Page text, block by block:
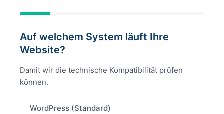
Auf welchem System läuft Ihre
Website?
Damit wir die technische Kompatibilität prüfen
können.
WordPress (Standard)